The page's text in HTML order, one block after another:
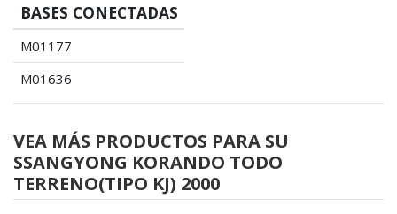
BASES CONECTADAS
M01177
M01636
VEA MÁS PRODUCTOS PARA SU
SSANGYONG KORANDO TODO
TERRENO(TIPO KJ) 2000